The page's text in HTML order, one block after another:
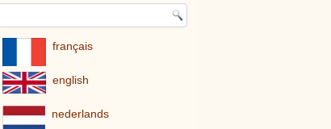
français
english
nederlands